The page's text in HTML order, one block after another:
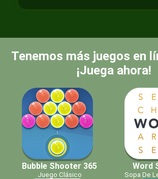
Tenemos más juegos en
¡Juega ahora!
Bubble Shooter 365
Juego Clásico
Word
Sopa De